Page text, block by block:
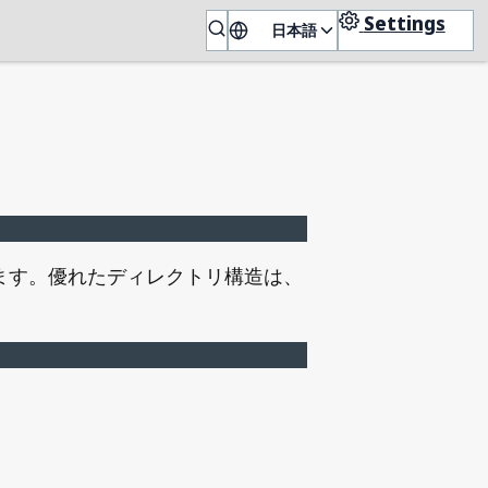
🇯🇵 日本語 Settings
。優れたディレクトリ構造は、